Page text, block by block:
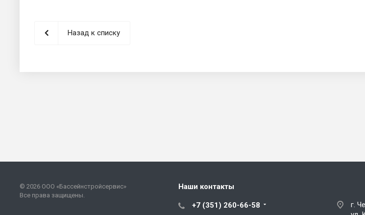
Назад к списку
© 2026 ООО «Бассейнстройсервис»
Все права защищены.
Наши контакты
+7 (351) 260-66-58
г.